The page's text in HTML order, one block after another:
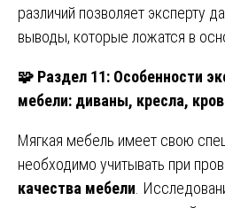
различий позволяет эксперту
выводы, которые ложатся в
🧩 Раздел 11: Особенности
мебели: диваны, кресла,
Мягкая мебель имеет свою
необходимо учитывать при
качества мебели .